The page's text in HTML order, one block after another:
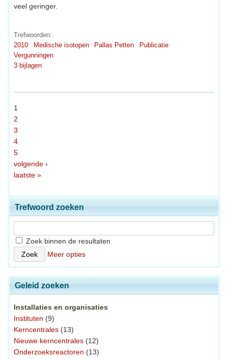
veel geringer.
Trefwoorden:
2010
Medische isotopen Pallas Petten
Publicatie
Vergunningen
3 bijlagen
1
2
3
4
5
volgende ›
laatste »
Trefwoord zoeken
Zoek binnen de resultaten
Meer opties
Geleid zoeken
Installaties en organisaties
Instituten (9)
Kerncentrales (13)
Nieuwe kerncentrales (12)
Onderzoeksreactoren (13)